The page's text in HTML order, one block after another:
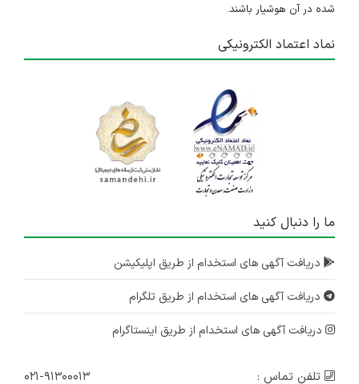
شده در آن هوشیار باشند.
نماد اعتماد الکترونیکی
ما را دنبال کنید
دریافت آگهی های استخدام از طریق اپلیکیشن
دریافت آگهی های استخدام از طریق تلگرام
دریافت آگهی های استخدام از طریق اینستاگرام
تلفن تماس : ۰۲۱-۹۱۳۰۰۰۱۳